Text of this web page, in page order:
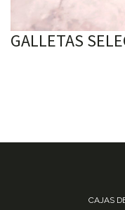
GALLETAS
CAJAS